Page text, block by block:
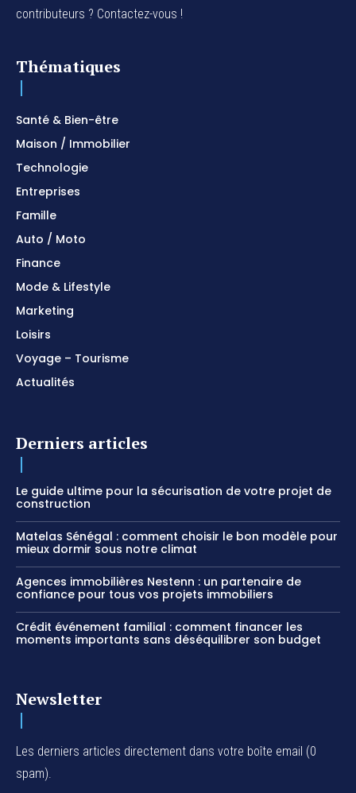
contributeurs ? Contactez-vous !
Thématiques
Santé & Bien-être
Maison / Immobilier
Technologie
Entreprises
Famille
Auto / Moto
Finance
Mode & Lifestyle
Marketing
Loisirs
Voyage – Tourisme
Actualités
Derniers articles
Le guide ultime pour la sécurisation de votre projet de
construction
Matelas Sénégal : comment choisir le bon modèle pour
mieux dormir sous notre climat
Agences immobilières Nestenn : un partenaire de
confiance pour tous vos projets immobiliers
Crédit événement familial : comment financer les
moments importants sans déséquilibrer son budget
Newsletter
Les derniers articles directement dans votre boîte email (0
spam).